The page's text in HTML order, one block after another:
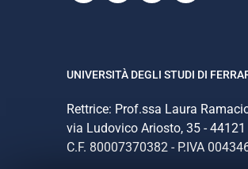
UNIVERSITÀ DEGLI STUDI DI
Rettrice: Prof.ssa Laura
via Ludovico Ariosto, 35 - 44121
C.F. 80007370382 - P.IVA